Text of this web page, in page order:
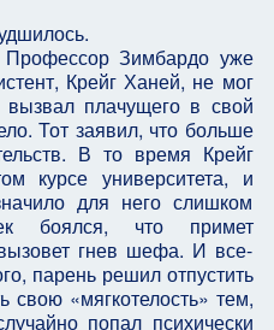
Зимбардо уже
Крейг Ханей, не мог
вызвал плачущего в свой
Тот заявил, что больше
В то время Крейг
курсе университета, и
для него слишком
боялся, что примет
гнев шефа. И все-
парень решил отпустить
свою «мягкотелость» тем,
попал психически